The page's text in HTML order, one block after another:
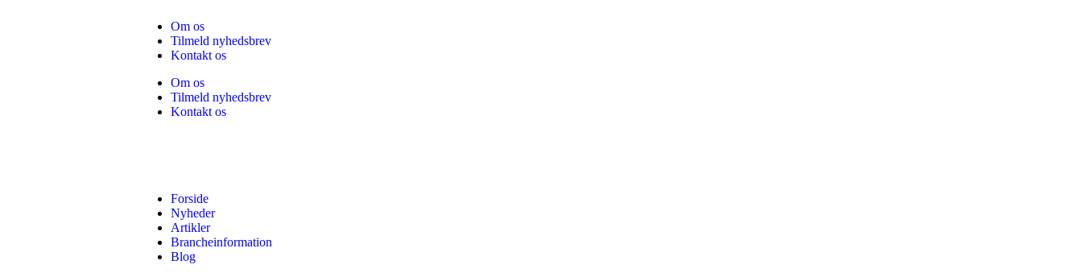
Om os
Tilmeld nyhedsbrev
Kontakt os
Om os
Tilmeld nyhedsbrev
Kontakt os
Forside
Nyheder
Artikler
Brancheinformation
Blog